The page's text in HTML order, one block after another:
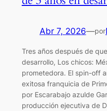
Abr 7, 2026—por
Tres años después de
desarrollo, Los chicos:
prometedora. El spin-off
exitosa franquicia de
por Escarabajo azulde
producción ejecutiva de